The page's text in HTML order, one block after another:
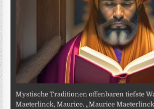
Mystische Traditionen offenbaren tiefste
Maeterlinck, Maurice. „Maurice